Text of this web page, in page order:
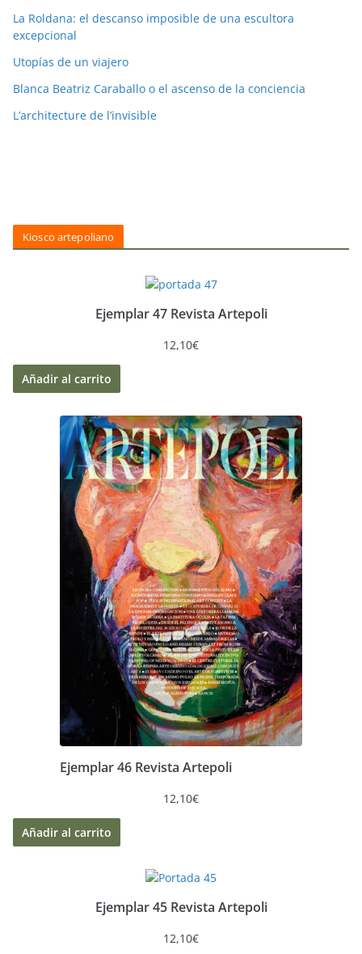
La Roldana: el descanso imposible de una escultora
excepcional
Utopías de un viajero
Blanca Beatriz Caraballo o el ascenso de la conciencia
L’architecture de l’invisible
Kiosco artepoliano
Ejemplar 47 Revista Artepoli
12,10€
Añadir al carrito
Ejemplar 46 Revista Artepoli
12,10€
Añadir al carrito
Ejemplar 45 Revista Artepoli
12,10€